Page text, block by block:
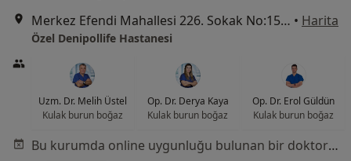
Merkez Efendi Mahallesi 226. Sokak No:156, Denizli • Harita
Özel Denipollife Hastanesi
Uzm. Dr. Melih Üstel
Kulak burun boğaz
Op. Dr. Derya Kaya
Kulak burun boğaz
Op. Dr. Erol Güldün
Kulak burun boğaz
Bu kurumda online uygunluğu bulunan bir doktor veya uzman bulunamadı